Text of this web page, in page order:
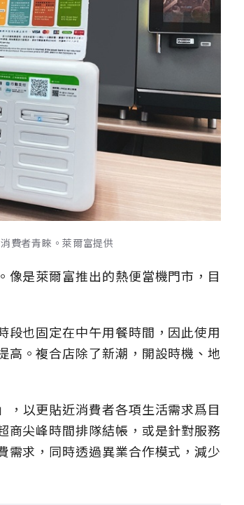
費者青睞。萊爾富提供
是萊爾富推出的熱便當機門市，目
段也固定在中午用餐時間，因此使用
高 。複合店除了新潮，開設時機、地
」， 以更貼近消費者各項生活需求爲目
商尖峰時間排隊結帳，或是針對服務
需求，同時透過異業合作模式，減少